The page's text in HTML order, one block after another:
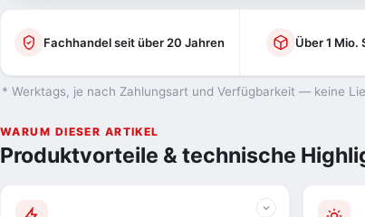
Fachhandel seit über 20 Jahren Über 1 Mio.
* Werktags, je nach Zahlungsart und Verfügbarkeit — keine
WARUM DIESER ARTIKEL
Produktvorteile & technische